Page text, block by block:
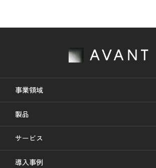
事業領域
製品
サービス
導入事例